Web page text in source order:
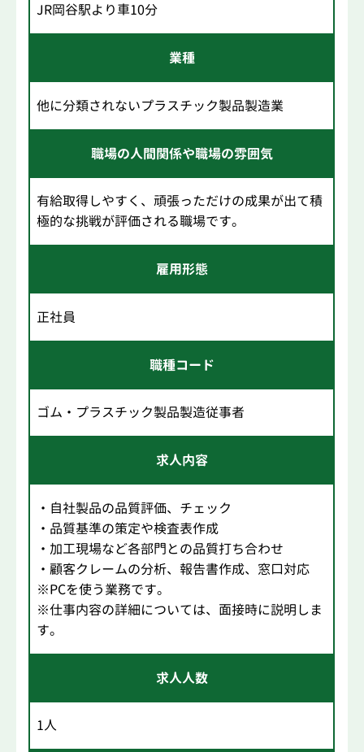
JR岡谷駅より車10分
業種
他に分類されないプラスチック製品製造業
職場の人間関係や職場の雰囲気
有給取得しやすく、頑張っただけの成果が出て積
極的な挑戦が評価される職場です。
雇用形態
正社員
職種コード
ゴム・プラスチック製品製造従事者
求人内容
・自社製品の品質評価、チェック
・品質基準の策定や検査表作成
・加工現場など各部門との品質打ち合わせ
・顧客クレームの分析、報告書作成、窓口対応
※PCを使う業務です。
※仕事内容の詳細については、面接時に説明しま
す。
求人人数
1人